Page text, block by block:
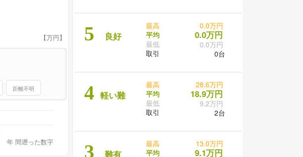
【万円】
距離不明
年 間遡った数字
5 良好
最高
平均
最低
取引
0.0万円
0.0万円
0.0万円
0台
4 軽い難
最高
平均
最低
取引
28.6万円
18.9万円
9.2万円
2台
3 難有
最高
平均
13.0万円
9.1万円